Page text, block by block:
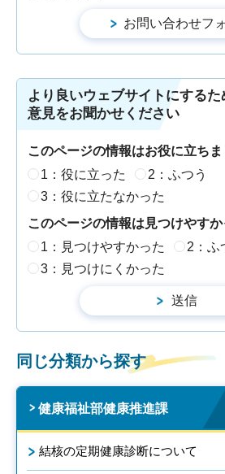
より良いウェブサイトにする
意見をお聞かせください
このページの情報はお役に立ちま
1：役に立った
2：ふつう
3：役に立たなかった
このページの情報は見つけやす
1：見つけやすかった
2：ふ
3：見つけにくかった
同じ分類から探す
健康福祉部健康推進課
結核の定期健康診断について